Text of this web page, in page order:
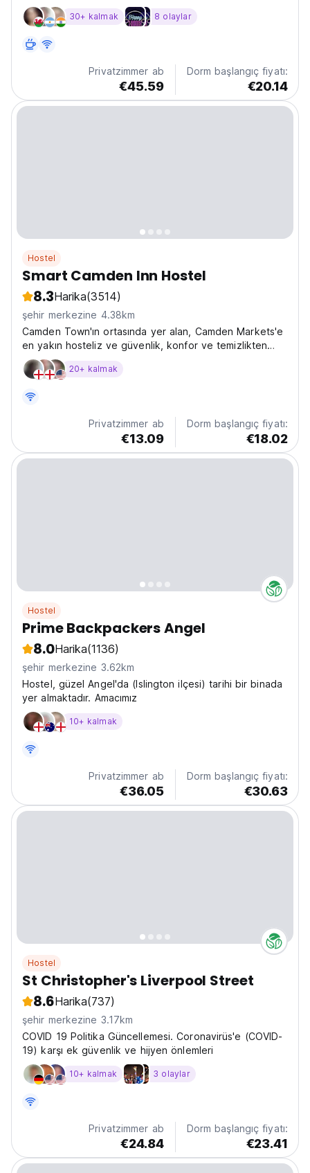
mutfağı, geleneksel bir İngiliz pub'ı ve bir vasi eşliğinde
18 yaşın altındakiler için güvenli bir ortam sunmaktadır.
30+ kalmak 8 olaylar
Privatzimmer ab
€45.59
Dorm başlangıç fiyatı:
€20.14
Hostel
Smart Camden Inn Hostel
8.3Harika(3514)
şehir merkezine 4.38km
Camden Town'ın ortasında yer alan, Camden Markets'e
en yakın hosteliz ve güvenlik, konfor ve temizlikten
ödün vermeden istediğiniz tüm partilere ve güzel
zamanlara erişim arıyorsanız, o zaman biz buradayız.
muhteşem...
20+ kalmak
Privatzimmer ab
€13.09
Dorm başlangıç fiyatı:
€18.02
Hostel
Prime Backpackers Angel
8.0Harika(1136)
şehir merkezine 3.62km
Hostel, güzel Angel'da (Islington ilçesi) tarihi bir binada
yer almaktadır. Amacımız
10+ kalmak
Privatzimmer ab
€36.05
Dorm başlangıç fiyatı:
€30.63
Hostel
St Christopher's Liverpool Street
8.6Harika(737)
şehir merkezine 3.17km
COVID 19 Politika Güncellemesi. Coronavirüs'e (COVID-
19) karşı ek güvenlik ve hijyen önlemleri
10+ kalmak 3 olaylar
Privatzimmer ab
€24.84
Dorm başlangıç fiyatı:
€23.41